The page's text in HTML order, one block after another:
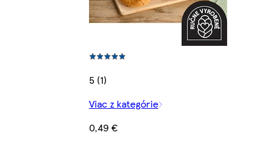
5 (1)
Viac z kategórie
0,49 €